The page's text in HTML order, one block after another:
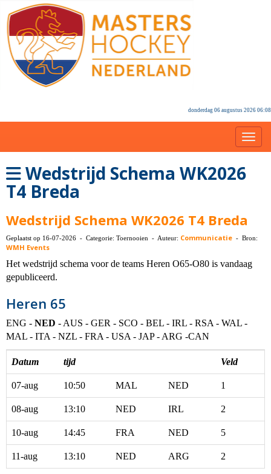
donderdag 06 augustus 2026 06:08
Wedstrijd Schema WK2026
T4 Breda
Wedstrijd Schema WK2026 T4 Breda
Geplaatst op 16-07-2026 - Categorie: Toernooien - Auteur: Communicatie - Bron:
WMH Events
Het wedstrijd schema voor de teams Heren O65-O80 is vandaag
gepubliceerd.
Heren 65
ENG - NED - AUS - GER - SCO - BEL - IRL - RSA - WAL -
MAL - ITA - NZL - FRA - USA - JAP - ARG -CAN
Datum tijd Veld
07-aug 10:50 MAL NED 1
08-aug 13:10 NED IRL 2
10-aug 14:45 FRA NED 5
11-aug 13:10 NED ARG 2